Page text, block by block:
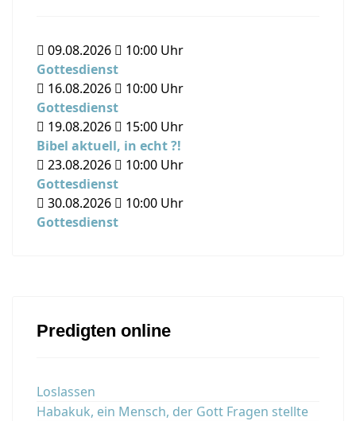
09.08.2026 10:00 Uhr
Gottesdienst
16.08.2026
10:00 Uhr
Gottesdienst
19.08.2026
15:00 Uhr
Bibel aktuell, in echt ?!
23.08.2026
10:00 Uhr
Gottesdienst
30.08.2026
10:00 Uhr
Gottesdienst
Predigten online
Loslassen
Habakuk, ein Mensch, der Gott Fragen stellte